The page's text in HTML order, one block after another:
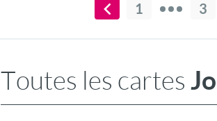
1 3
Toutes les cartes